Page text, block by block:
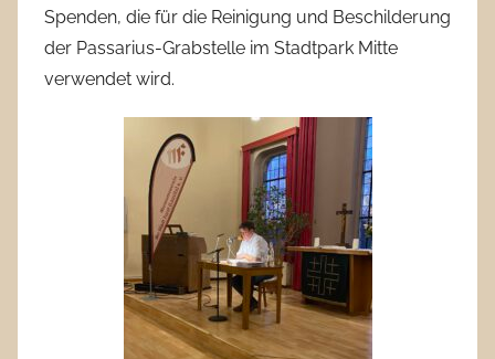
Spenden, die für die Reinigung und Beschilderung
der Passarius-Grabstelle im Stadtpark Mitte
verwendet wird.